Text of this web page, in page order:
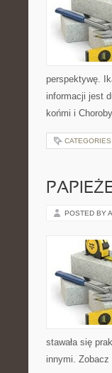
perspektywę.
informacji jest
końmi i
CATEGORIES:
POSTED BY
stawała się
innymi.